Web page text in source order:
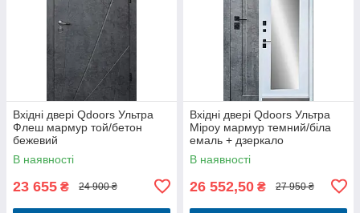
Вхідні двері Qdoors Ультра
Флеш мармур той/бетон
бежевий
В наявності
23 655 ₴ 24 900 ₴
Вхідні двері Qdoors Ультра
Міроу мармур темний/біла
емаль + дзеркало
В наявності
26 552,50 ₴ 27 950 ₴